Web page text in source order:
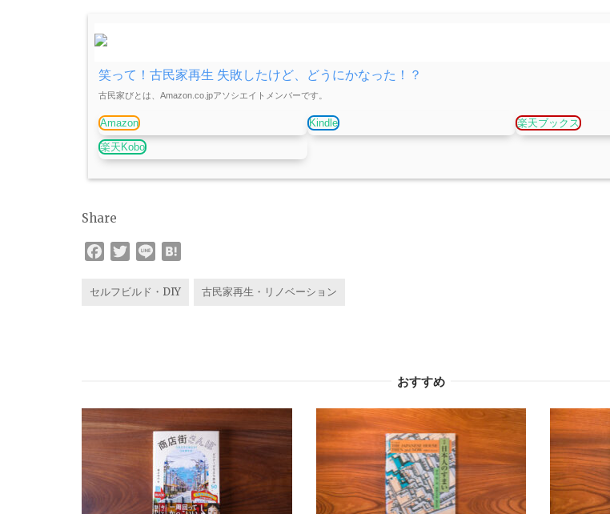
笑って！古民家再生 失敗したけど、どうにかなった！？
古民家びとは、Amazon.co.jpアソシエイトメンバーです。
Amazon Kindle
楽天ブックス
楽天Kobo
Share
c
T
i
n
セルフビルド・DIY 古民家再生・リノベーション
おすすめ